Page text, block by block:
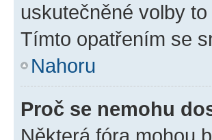
uskutečněné volby
Tímto opatřením se
Nahoru
Proč se nemohu